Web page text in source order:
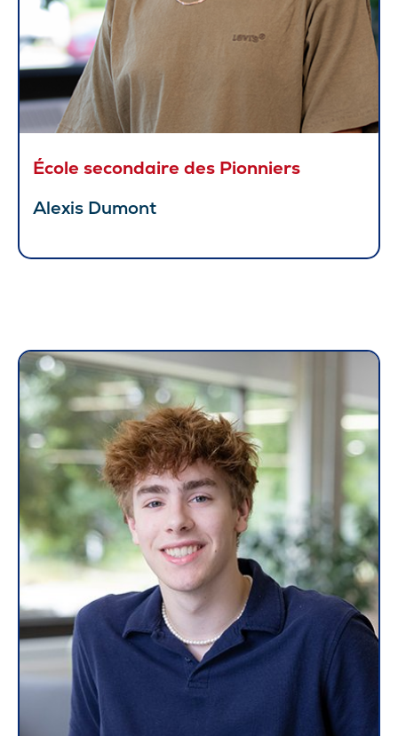
École secondaire des Pionniers
Alexis Dumont